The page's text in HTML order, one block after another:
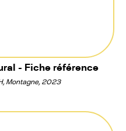
- Fiche référence
Montagne, 2023